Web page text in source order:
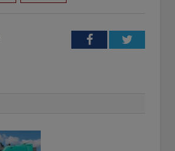
FacebookTwitter